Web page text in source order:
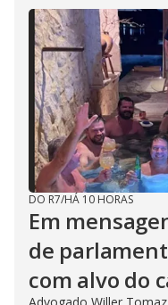
DO R7/HÁ 10 HORAS
Em
de
com alvo do